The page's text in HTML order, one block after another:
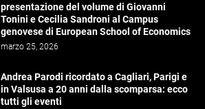
presentazione del volume di Giovanni
Tonini e Cecilia Sandroni al Campus
genovese di European School of Economics
marzo 25, 2026
Andrea Parodi ricordato a Cagliari, Parigi e
in Valsusa a 20 anni dalla scomparsa: ecco
tutti gli eventi